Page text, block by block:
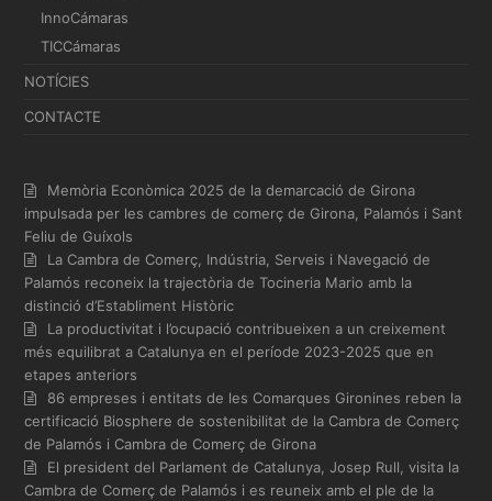
InnoCámaras
TICCámaras
NOTÍCIES
CONTACTE
Memòria Econòmica 2025 de la demarcació de Girona
impulsada per les cambres de comerç de Girona, Palamós i Sant
Feliu de Guíxols
La Cambra de Comerç, Indústria, Serveis i Navegació de
Palamós reconeix la trajectòria de Tocineria Mario amb la
distinció d’Establiment Històric
La productivitat i l’ocupació contribueixen a un creixement
més equilibrat a Catalunya en el període 2023-2025 que en
etapes anteriors
86 empreses i entitats de les Comarques Gironines reben la
certificació Biosphere de sostenibilitat de la Cambra de Comerç
de Palamós i Cambra de Comerç de Girona
El president del Parlament de Catalunya, Josep Rull, visita la
Cambra de Comerç de Palamós i es reuneix amb el ple de la